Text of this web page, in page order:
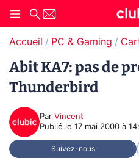
Accueil PC & Gaming
Abit KA7: pas de
Thunderbird
Par Vincent
Publié le 17 mai 2000 à
Suivez-nous